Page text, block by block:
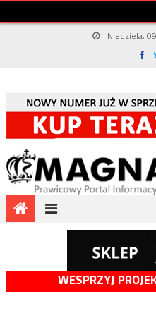
Niedziela,
WESPRZYJ